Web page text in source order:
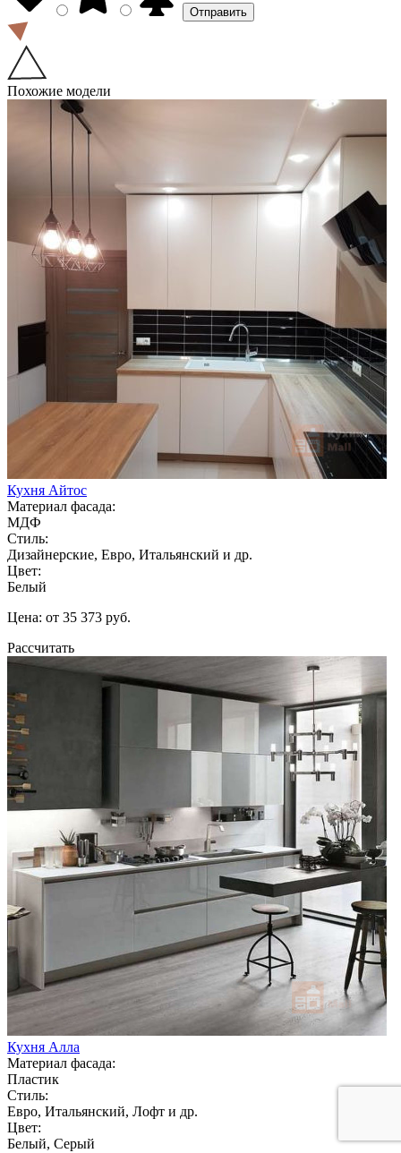
Похожие модели
Кухня Айтос
Материал фасада:
МДФ
Стиль:
Дизайнерские, Евро, Итальянский и др.
Цвет:
Белый
Цена: от 35 373 руб.
Рассчитать
Кухня Алла
Материал фасада:
Пластик
Стиль:
Евро, Итальянский, Лофт и др.
Цвет:
Белый, Серый